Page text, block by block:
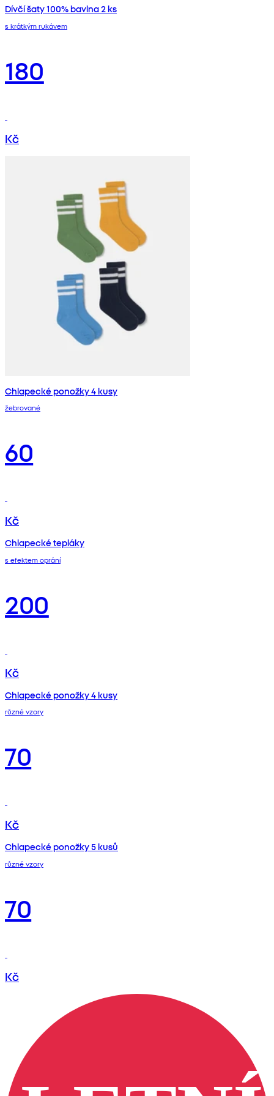
Dívčí šaty 100% bavlna 2 ks
s krátkým rukávem
180
Kč
Chlapecké ponožky 4 kusy
žebrované
60
Kč
Chlapecké tepláky
s efektem oprání
200
Kč
Chlapecké ponožky 4 kusy
různé vzory
70
Kč
Chlapecké ponožky 5 kusů
různé vzory
70
Kč